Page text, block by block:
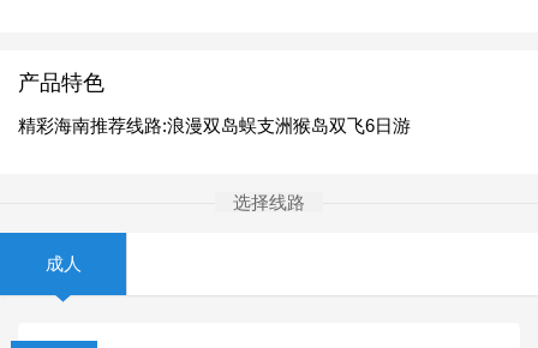
产品特色
精彩海南推荐线路:浪漫双岛蜈支洲猴岛双飞6日游
选择线路
成人